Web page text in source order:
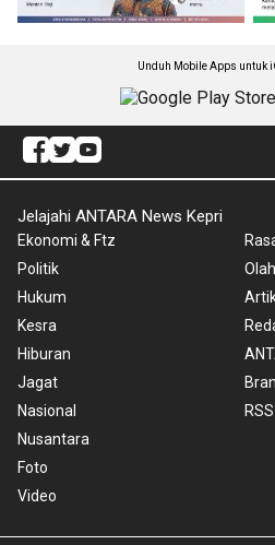
Unduh Mobile Apps untuk
Jelajahi ANTARA News Kepri
Ekonomi & Ftz
Politik
Hukum
Kesra
Hiburan
Jagat
Nasional
Nusantara
Foto
Video
RSS